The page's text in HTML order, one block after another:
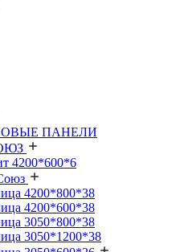
ПАНЕЛИ
4200*600*6
4200*800*38
4200*600*38
3050*800*38
3050*1200*38